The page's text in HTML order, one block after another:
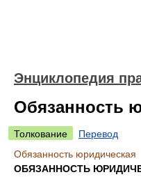
Энциклопедия
Обязанность
Толкование
Перевод
Обязанность юридическая
ОБЯЗАННОСТЬ